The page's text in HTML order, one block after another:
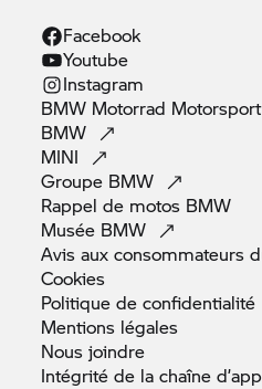
Facebook
Youtube
Instagram
BMW Motorrad Motorsport
BMW
MINI
Groupe BMW
Rappel de motos BMW
Musée BMW
Avis aux consommateurs
Cookies
Politique deconfidentialité
Mentions légales
Nousjoindre
Intégrité de la chaîne